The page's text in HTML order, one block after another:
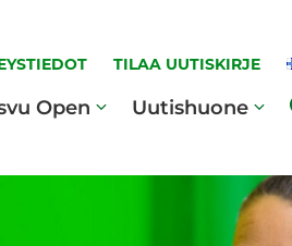
TILAA UUTISKIRJE
Open Uutishuone